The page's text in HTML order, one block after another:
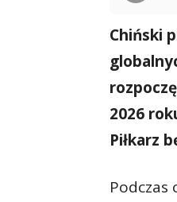
Chiński
2026
Piłkarz